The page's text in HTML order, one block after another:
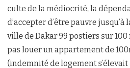
culte de la médiocrité, la
d’accepter d’être pauvre
ville de Dakar 99 postiers sur
pas louer un appartement de
(indemnité de logement s’élevait